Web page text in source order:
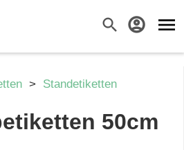
search account_circle menu
> Standetiketten
50cm